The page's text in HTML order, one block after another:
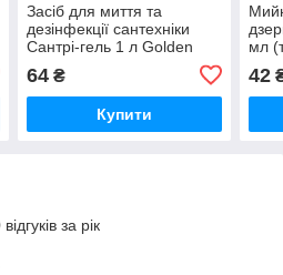
Засіб для миття та
дезінфекції сантехніки
Сантрі-гель 1 л Golden
64₴
Купити
мл
42
за рік